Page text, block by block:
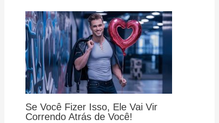
Se Você Fizer Isso, Ele Vai Vir
Correndo Atrás de Você!